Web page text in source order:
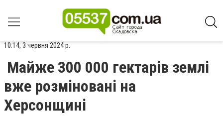
10:14, 3 червня 2024 р.
Майже 300 000 гектарів землі
вже розміновані на
Херсонщині